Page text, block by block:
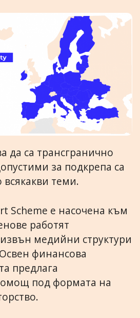
да са трансгранично
за подкрепа са
всякакви теми.
Scheme е насочена към
работят
медийни структури
финансова
предлага
под формата на